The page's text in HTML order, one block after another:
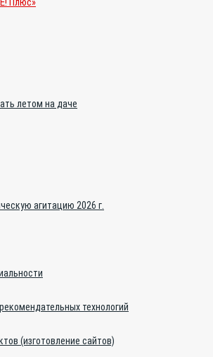
Плюс»
летом на даче
агитацию 2026 г.
технологий
(изготовление сайтов)